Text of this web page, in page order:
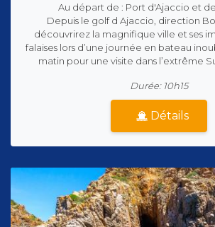
Au départ de : Port d'Ajaccio et
Depuis le golf d Ajaccio, direction
découvrirez la magnifique ville et ses
falaises lors d’une journée en bateau
matin pour une visite dans l’extrême
Durée: 10h15
Détails